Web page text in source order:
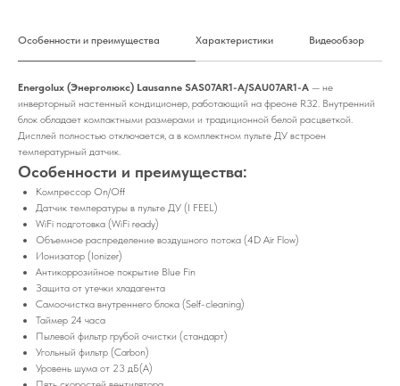
Особенности и преимущества Характеристики Видеообзор
Energolux (Энерголюкс) Lausanne SAS07AR1-A/SAU07AR1-A — не
инверторный настенный кондиционер, работающий на фреоне R32. Внутренний
блок обладает компактными размерами и традиционной белой расцветкой.
Дисплей полностью отключается, а в комплектном пульте ДУ встроен
температурный датчик.
Особенности и преимущества:
Компрессор On/Off
Датчик температуры в пульте ДУ (I FEEL)
WiFi подготовка (WiFi ready)
Объемное распределение воздушного потока (4D Air Flow)
Ионизатор (Ionizer)
Антикоррозийное покрытие Blue Fin
Защита от утечки хладагента
Самоочистка внутреннего блока (Self-cleaning)
Таймер 24 часа
Пылевой фильтр грубой очистки (стандарт)
Угольный фильтр (Carbon)
Уровень шума от 23 дБ(А)